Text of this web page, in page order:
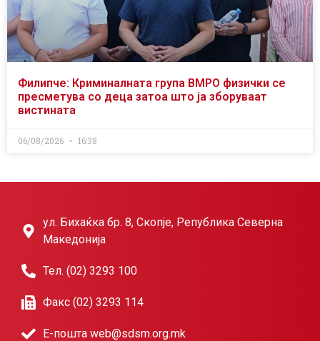
Филипче: Криминалната група ВМРО физички се
пресметува со деца затоа што ја зборуваат
вистината
06/08/2026 16:38
ул. Бихаќка бр. 8, Скопје, Република Северна
Македонија
Тел. (02) 3293 100
Факс (02) 3293 114
Е-пошта web@sdsm.org.mk